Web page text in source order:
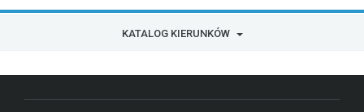
KATALOG KIERUNKÓW